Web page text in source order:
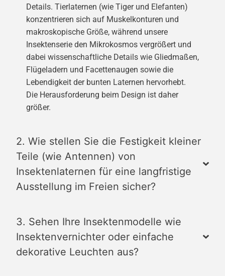
Details. Tierlaternen (wie Tiger und Elefanten)
konzentrieren sich auf Muskelkonturen und
makroskopische Größe, während unsere
Insektenserie den Mikrokosmos vergrößert und
dabei wissenschaftliche Details wie Gliedmaßen,
Flügeladern und Facettenaugen sowie die
Lebendigkeit der bunten Laternen hervorhebt.
Die Herausforderung beim Design ist daher
größer.
2. Wie stellen Sie die Festigkeit kleiner
Teile (wie Antennen) von
Insektenlaternen für eine langfristige
Ausstellung im Freien sicher?
3. Sehen Ihre Insektenmodelle wie
Insektenvernichter oder einfache
dekorative Leuchten aus?